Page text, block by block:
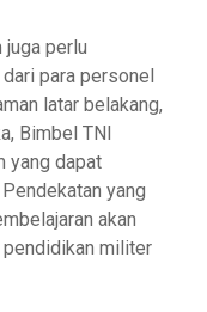
juga perlu
para personel
latar belakang,
Bimbel TNI
yang dapat
yang
akan
pendidikan militer